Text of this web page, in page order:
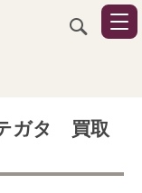
ガタ 買取